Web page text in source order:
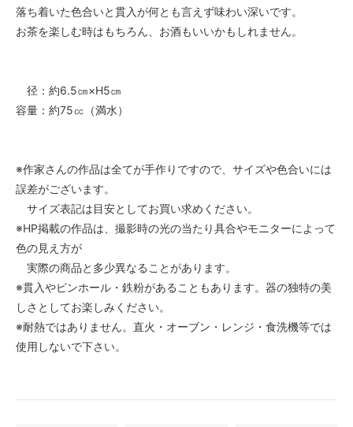
落ち着いた色合いと貫入が何とも言えず味わい深いです。
お茶を楽しむ時はもちろん、お酒もいいかもしれません。
径：約6.5㎝×H5㎝
容量：約75㏄（満水）
※作家さんの作品は全てが手作りですので、サイズや色合いには
誤差がございます。
サイズ表記は目安としてお買い求めください。
※HP掲載の作品は、撮影時の光の当たり具合やモニターによって
色の見え方が
実際の商品と多少異なることがあります。
※貫入やピンホール・鉄粉があることもあります。器の独特の美
しさとしてお楽しみください。
※耐熱ではありません。直火・オーブン・レンジ・食洗機等では
使用しないで下さい。